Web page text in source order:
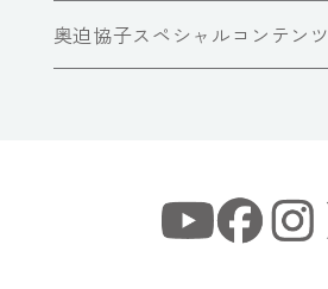
奥迫協子スペシャルコンテンツ